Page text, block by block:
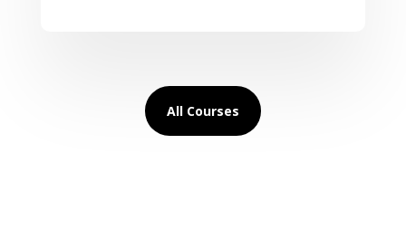
All Courses